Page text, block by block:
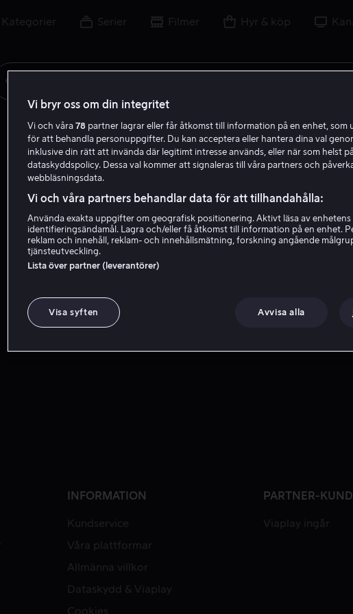
Kategorier Serier Filmer Hyr & köp
INFORMATION
Kundservice
Våra plattformar
Allmänna villkor
Dataskydd & Viaplay
Cookies
PARTNER-
Viaplay ingår
Vi bryr oss om din integritet
Vi och våra 78 partner lagrar eller får åtkomst till information på en enhet, som
för att behandla personuppgifter. Du kan acceptera eller hantera dina val
inklusive din rätt att invända där legitimt intresse används, eller när som helst
dataskyddspolicy. Dessa val kommer att signaleras till våra partners och
webbläsningsdata.
Vi och våra partners behandlar data för att tillhandahålla:
Använda exakta uppgifter om geografisk positionering. Aktivt läsa av
identifieringsändamål. Lagra och/eller få åtkomst till information på en enhet.
reklam och innehåll, reklam- och innehållsmätning, forskning angående
tjänsteutveckling.
Lista över partner (leverantörer)
Visa syften Avvisa alla